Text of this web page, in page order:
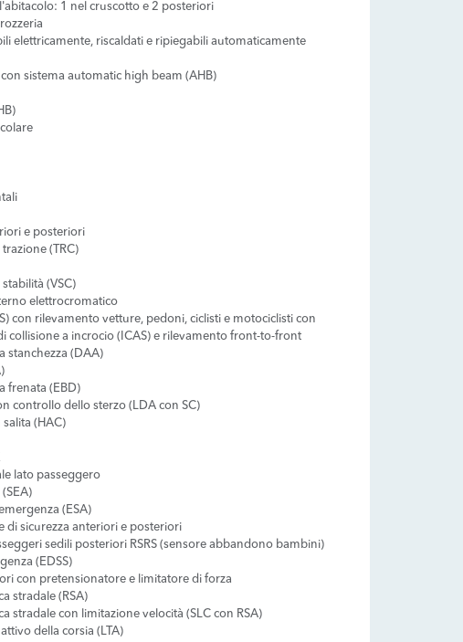
1 nel cruscotto e 2 posteriori
elettricamente, riscaldati e ripiegabili automaticamente
sistema automatic high beam (AHB)
e posteriori
(TRC)
(VSC)
elettrocromatico
con rilevamento vetture, pedoni, ciclisti e motociclisti con
collisione a incrocio (ICAS) e rilevamento front-to-front
stanchezza (DAA)
frenata (EBD)
controllo dello sterzo (LDA con SC)
(HAC)
lato passeggero
(ESA)
di sicurezza anteriori e posteriori
sedili posteriori RSRS (sensore abbandono bambini)
(EDSS)
con pretensionatore e limitatore di forza
stradale (RSA)
stradale con limitazione velocità (SLC con RSA)
della corsia (LTA)